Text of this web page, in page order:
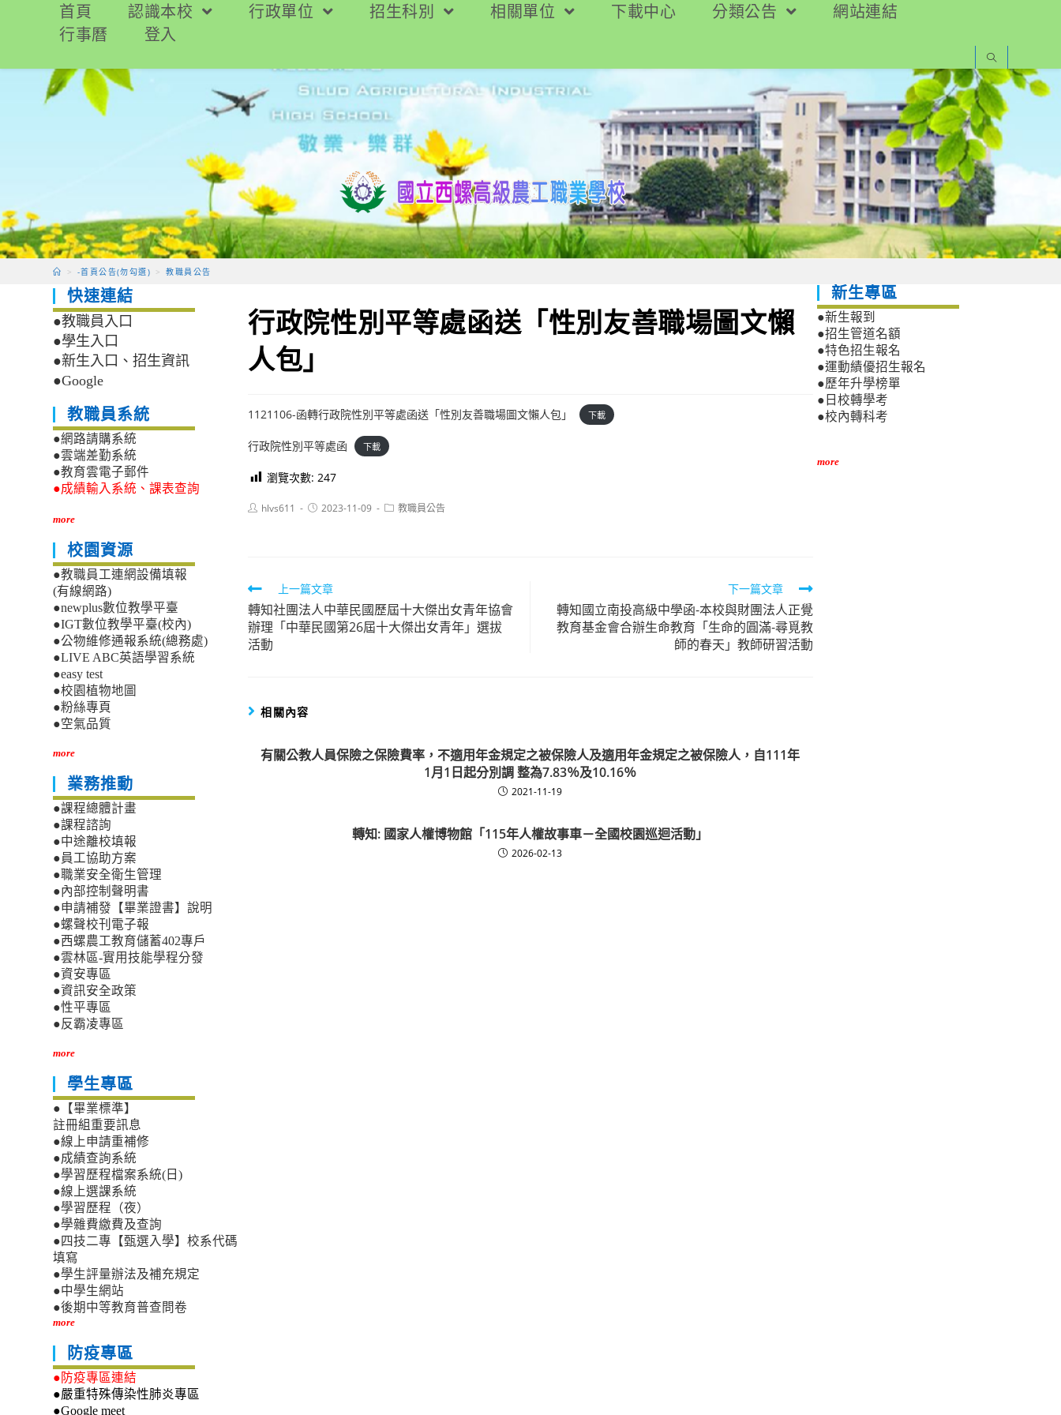
要
首頁 認識本校 行政單位 招生科別 相關單位 下載中心 分類公告
網站連結
行事曆
登入
> -首頁公告(勿勾選) > 教職員公告
行政院性別平等處函送「性別友善職場圖文懶
人包」
1121106-函轉行政院性別平等處函送「性別友善職場圖文懶人包」 下載
行政院性別平等處函 下載
瀏覽次數: 247
Posthlvs611
Post2023-11-09
Post教職員公告
Read
more
articles
上一篇文章
轉知社團法人中華民國歷屆十大傑出女青年協會
辦理「中華民國第26屆十大傑出女青年」選拔
活動
下一篇文章
轉知國立南投高級中學函-本校與財團法人正覺
教育基金會合辦生命教育「生命的圓滿-尋覓教
師的春天」教師研習活動
相關內容
有關公教人員保險之保險費率，不適用年金規定之被保險人及適用年金規定之被保險人，自111年
1月1日起分別調 整為7.83％及10.16％
2021-11-19
轉知: 國家人權博物館「115年人權故事車－全國校園巡迴活動」
2026-02-13
快速連結
●教職員入口
●學生入口
●新生入口、招生資訊
●Google
教職員系統
●網路請購系統
●雲端差勤系統
●教育雲電子郵件
●成績輸入系統、課表查詢
more
校園資源
●教職員工連網設備填報
(有線網路)
●newplus數位教學平臺
●IGT數位教學平臺(校內)
●公物維修通報系統(總務處)
●LIVE ABC英語學習系統
●easy test
●校園植物地圖
●粉絲專頁
●空氣品質
more
業務推動
●課程總體計畫
●課程諮詢
●中途離校填報
●員工協助方案
●職業安全衛生管理
●內部控制聲明書
●申請補發【畢業證書】說明
●螺聲校刊電子報
●西螺農工教育儲蓄402專戶
●雲林區-實用技能學程分發
●資安專區
●資訊安全政策
●性平專區
●反霸凌專區
more
學生專區
●【畢業標準】
註冊組重要訊息
●線上申請重補修
●成績查詢系統
●學習歷程檔案系統(日)
●線上選課系統
●學習歷程（夜）
●學雜費繳費及查詢
●四技二專【甄選入學】校系代碼
填寫
●學生評量辦法及補充規定
●中學生網站
●後期中等教育普查問卷
more
防疫專區
●防疫專區連結
●嚴重特殊傳染性肺炎專區
●Google meet
新生專區
●新生報到
●招生管道名額
●特色招生報名
●運動績優招生報名
●歷年升學榜單
●日校轉學考
●校內轉科考
more